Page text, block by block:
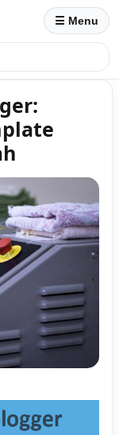
☰ Menu